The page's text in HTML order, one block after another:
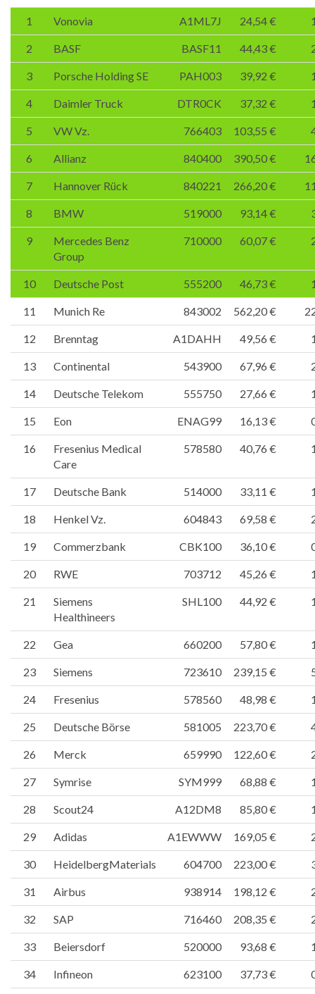
1 Vonovia A1ML7J 24,54 €
2 BASF BASF11 44,43 €
3 Porsche Holding SE PAH003 39,92 €
4 Daimler Truck DTR0CK 37,32 €
5 VW Vz. 766403 103,55 €
6 Allianz 840400 390,50 €
7 Hannover Rück 840221 266,20 €
8 BMW 519000 93,14 €
9
Mercedes Benz
Group
710000 60,07 €
10 Deutsche Post 555200 46,73 €
11 Munich Re 843002 562,20 €
12 Brenntag A1DAHH 49,56 €
13 Continental 543900 67,96 €
14 Deutsche Telekom 555750 27,66 €
15 Eon ENAG99 16,13 €
16
Fresenius Medical
Care
578580 40,76 €
17 Deutsche Bank 514000 33,11 €
18 Henkel Vz. 604843 69,58 €
19 Commerzbank CBK100 36,10 €
20 RWE 703712 45,26 €
21
Siemens
Healthineers
SHL100 44,92 €
22 Gea 660200 57,80 €
23 Siemens 723610 239,15 €
24 Fresenius 578560 48,98 €
25 Deutsche Börse 581005 223,70 €
26 Merck 659990 122,60 €
27 Symrise SYM999 68,88 €
28 Scout24 A12DM8 85,80 €
29 Adidas A1EWWW 169,05 €
30 HeidelbergMaterials 604700 223,00 €
31 Airbus 938914 198,12 €
32 SAP 716460 208,35 €
33 Beiersdorf 520000 93,68 €
34 Infineon 623100 37,73 €